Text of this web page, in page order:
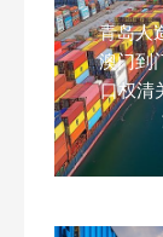
青岛人
澳门到
口权清